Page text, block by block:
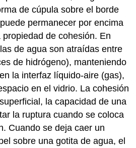
de cúpula sobre el borde
permanecer por encima
de cohesión. En
de agua son atraídas entre
de hidrógeno), manteniendo
la interfaz líquido-aire (gas),
en el vidrio. La cohesión
la capacidad de una
la ruptura cuando se coloca
Cuando se deja caer un
sobre una gotita de agua, el